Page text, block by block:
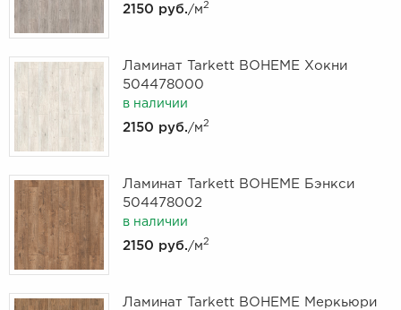
2150 руб./м2
Ламинат Tarkett BOHEME Хокни
504478000
в наличии
2150 руб./м2
Ламинат Tarkett BOHEME Бэнкси
504478002
в наличии
2150 руб./м2
Ламинат Tarkett BOHEME Меркьюри